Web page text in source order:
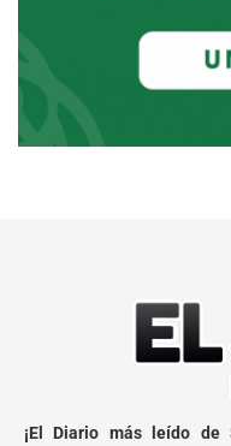
¡El Diario más leído de